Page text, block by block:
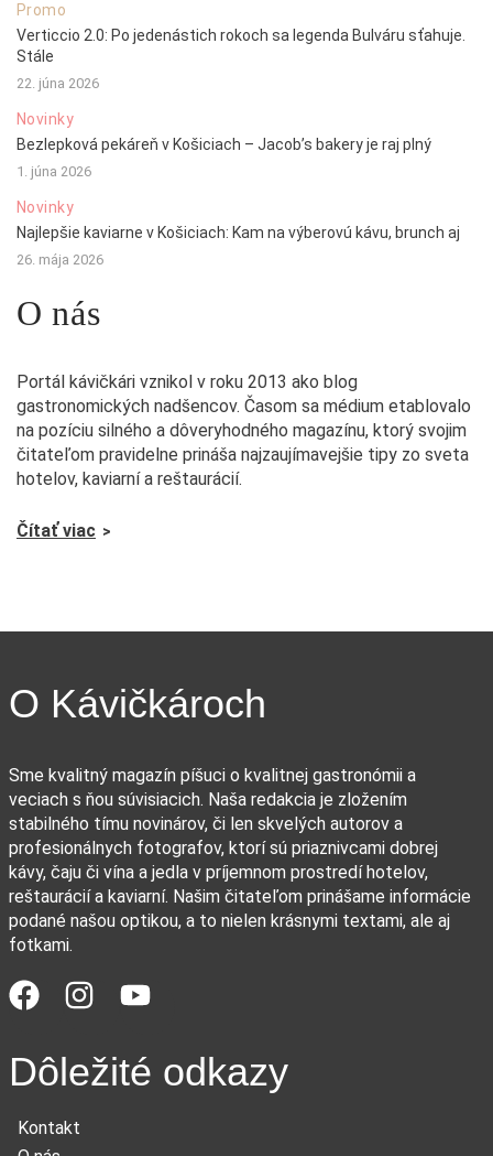
Promo
Verticcio 2.0: Po jedenástich rokoch sa legenda Bulváru sťahuje.
Stále
22. júna 2026
Novinky
Bezlepková pekáreň v Košiciach – Jacob’s bakery je raj plný
1. júna 2026
Novinky
Najlepšie kaviarne v Košiciach: Kam na výberovú kávu, brunch aj
26. mája 2026
O nás
Portál kávičkári vznikol v roku 2013 ako blog
gastronomických nadšencov. Časom sa médium etablovalo
na pozíciu silného a dôveryhodného magazínu, ktorý svojim
čitateľom pravidelne prináša najzaujímavejšie tipy zo sveta
hotelov, kaviarní a reštaurácií.
Čítať viac
O Kávičkároch
Sme kvalitný magazín píšuci o kvalitnej gastronómii a
veciach s ňou súvisiacich. Naša redakcia je zložením
stabilného tímu novinárov, či len skvelých autorov a
profesionálnych fotografov, ktorí sú priaznivcami dobrej
kávy, čaju či vína a jedla v príjemnom prostredí hotelov,
reštaurácií a kaviarní. Našim čitateľom prinášame informácie
podané našou optikou, a to nielen krásnymi textami, ale aj
fotkami.
Dôležité odkazy
Kontakt